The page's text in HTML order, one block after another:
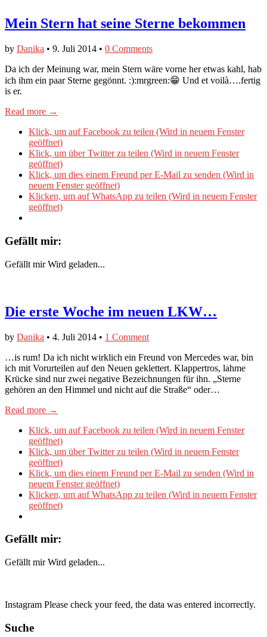
Mein Stern hat seine Sterne bekommen
by Danika • 9. Juli 2014 • 0 Comments
Da ich der Meinung war, mein Stern wäre vorne her etwas kahl, hab
ich ihm ein paar Sterne gegönnt. :):mrgreen:😁 Und et voilà….fertig
is er.
Read more →
Klick, um auf Facebook zu teilen (Wird in neuem Fenster
geöffnet)
Klick, um über Twitter zu teilen (Wird in neuem Fenster
geöffnet)
Klick, um dies einem Freund per E-Mail zu senden (Wird in
neuem Fenster geöffnet)
Klicken, um auf WhatsApp zu teilen (Wird in neuem Fenster
geöffnet)
Gefällt mir:
Gefällt mir Wird geladen...
Die erste Woche im neuen LKW…
by Danika • 4. Juli 2014 • 1 Comment
…is rum! Da ich nicht wirklich ein Freund von Mercedes war, bin
ich mit Vorurteilen auf den Neuen geklettert. Klappertros, lahme
Krücke sind nur zwei negative Bezeichnungen für ihn. „Sterne
gehören an den Himmel und nicht auf die Straße“ oder…
Read more →
Klick, um auf Facebook zu teilen (Wird in neuem Fenster
geöffnet)
Klick, um über Twitter zu teilen (Wird in neuem Fenster
geöffnet)
Klick, um dies einem Freund per E-Mail zu senden (Wird in
neuem Fenster geöffnet)
Klicken, um auf WhatsApp zu teilen (Wird in neuem Fenster
geöffnet)
Gefällt mir:
Gefällt mir Wird geladen...
Instagram Please check your feed, the data was entered incorrectly.
Suche